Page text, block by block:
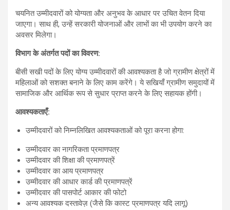
चयनित उम्मीदवारों को योग्यता और अनुभव के आधार पर उचित वेतन दिया
जाएगा। साथ ही, उन्हें सरकारी योजनाओं और लाभों का भी उपयोग करने का
अवसर मिलेगा।
विभाग के अंतर्गत पदों का विवरण:
बीसी सखी पदों के लिए योग्य उम्मीदवारों की आवश्यकता है जो ग्रामीण क्षेत्रों में
महिलाओं को सशक्त बनाने के लिए काम करेंगे। ये सखियाँ ग्रामीण समुदायों में
सामाजिक और आर्थिक रूप से सुधार प्राप्त करने के लिए सहायक होंगी।
आवश्यकताएँ:
उम्मीदवारों को निम्नलिखित आवश्यकताओं को पूरा करना होगा:
उम्मीदवार का नागरिकता प्रमाणपत्र
उम्मीदवार की शिक्षा की प्रमाणपत्रें
उम्मीदवार का आय प्रमाणपत्र
उम्मीदवार की आधार कार्ड की प्रमाणपत्रें
उम्मीदवार की पासपोर्ट आकार की फोटो
अन्य आवश्यक दस्तावेज़ (जैसे कि कास्ट प्रमाणपत्र यदि लागू)